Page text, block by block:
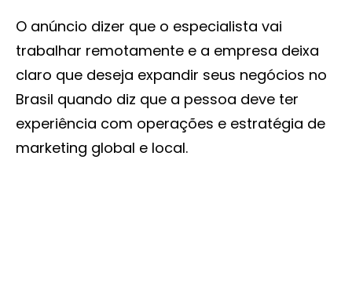
O anúncio dizer que o especialista vai
trabalhar remotamente e a empresa deixa
claro que deseja expandir seus negócios no
Brasil quando diz que a pessoa deve ter
experiência com operações e estratégia de
marketing global e local.